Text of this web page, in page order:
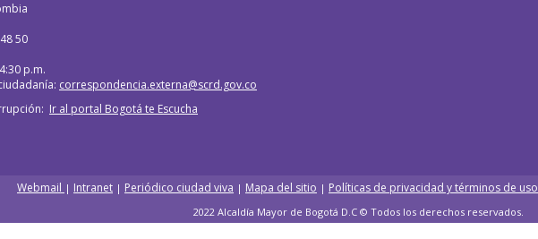
50
p.m.
correspondencia.externa@scrd.gov.co
Ir al portal Bogotá te Escucha
Webmail | Intranet | Periódico ciudad viva | Mapa del sitio | Políticas de privacidad y términos de uso
2022 Alcaldía Mayor de Bogotá D.C © Todos los derechos reservados.